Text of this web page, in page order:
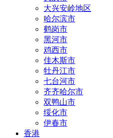
大兴安岭地区
哈尔滨市
鹤岗市
黑河市
鸡西市
佳木斯市
牡丹江市
七台河市
齐齐哈尔市
双鸭山市
绥化市
伊春市
香港